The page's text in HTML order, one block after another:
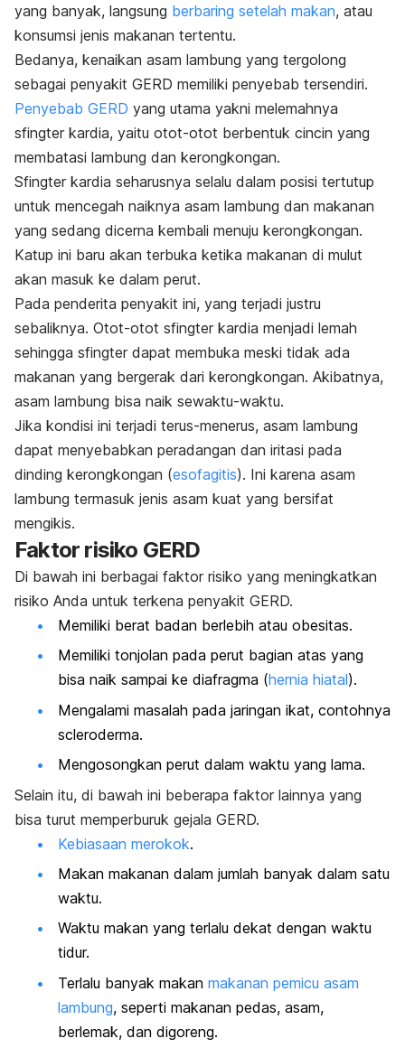
yang banyak, langsung berbaring setelah makan, atau
konsumsi jenis makanan tertentu.
Bedanya, kenaikan asam lambung yang tergolong
sebagai penyakit GERD memiliki penyebab tersendiri.
Penyebab GERD yang utama yakni melemahnya
sfingter kardia, yaitu otot-otot berbentuk cincin yang
membatasi lambung dan kerongkongan.
Sfingter kardia seharusnya selalu dalam posisi tertutup
untuk mencegah naiknya asam lambung dan makanan
yang sedang dicerna kembali menuju kerongkongan.
Katup ini baru akan terbuka ketika makanan di mulut
akan masuk ke dalam perut.
Pada penderita penyakit ini, yang terjadi justru
sebaliknya. Otot-otot sfingter kardia menjadi lemah
sehingga sfingter dapat membuka meski tidak ada
makanan yang bergerak dari kerongkongan. Akibatnya,
asam lambung bisa naik sewaktu-waktu.
Jika kondisi ini terjadi terus-menerus, asam lambung
dapat menyebabkan peradangan dan iritasi pada
dinding kerongkongan (esofagitis). Ini karena asam
lambung termasuk jenis asam kuat yang bersifat
mengikis.
Faktor risiko GERD
Di bawah ini berbagai faktor risiko yang meningkatkan
risiko Anda untuk terkena penyakit GERD.
Memiliki berat badan berlebih atau obesitas.
Memiliki tonjolan pada perut bagian atas yang
bisa naik sampai ke diafragma (hernia hiatal).
Mengalami masalah pada jaringan ikat, contohnya
scleroderma.
Mengosongkan perut dalam waktu yang lama.
Selain itu, di bawah ini beberapa faktor lainnya yang
bisa turut memperburuk gejala GERD.
Kebiasaan merokok.
Makan makanan dalam jumlah banyak dalam satu
waktu.
Waktu makan yang terlalu dekat dengan waktu
tidur.
Terlalu banyak makan makanan pemicu asam
lambung, seperti makanan pedas, asam,
berlemak, dan digoreng.